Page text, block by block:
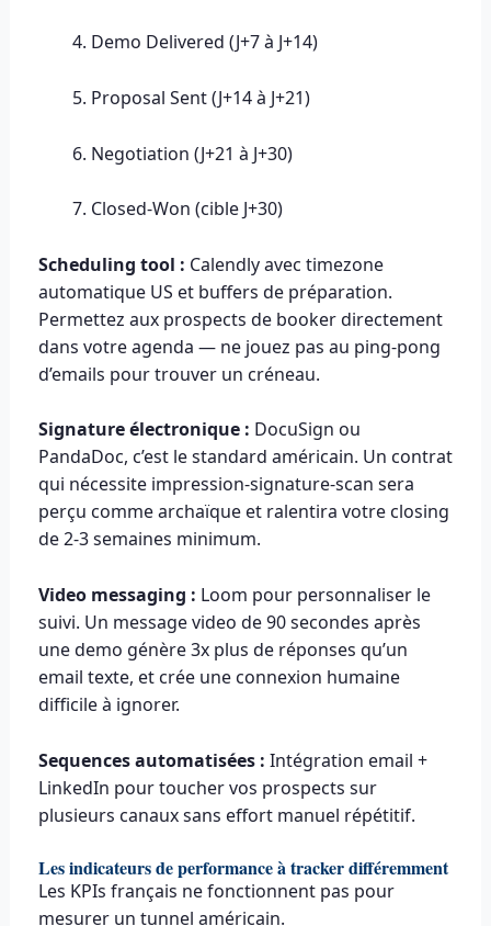
Demo Delivered (J+7 à J+14)
Proposal Sent (J+14 à J+21)
Negotiation (J+21 à J+30)
Closed-Won (cible J+30)
Scheduling tool : Calendly avec timezone
automatique US et buffers de préparation.
Permettez aux prospects de booker directement
dans votre agenda — ne jouez pas au ping-pong
d’emails pour trouver un créneau.
Signature électronique : DocuSign ou
PandaDoc, c’est le standard américain. Un contrat
qui nécessite impression-signature-scan sera
perçu comme archaïque et ralentira votre closing
de 2-3 semaines minimum.
Video messaging : Loom pour personnaliser le
suivi. Un message video de 90 secondes après
une demo génère 3x plus de réponses qu’un
email texte, et crée une connexion humaine
difficile à ignorer.
Sequences automatisées : Intégration email +
LinkedIn pour toucher vos prospects sur
plusieurs canaux sans effort manuel répétitif.
Les indicateurs de performance à tracker différemment
Les KPIs français ne fonctionnent pas pour
mesurer un tunnel américain.